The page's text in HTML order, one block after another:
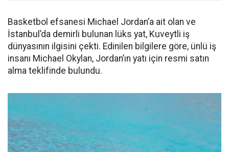
Basketbol efsanesi Michael Jordan’a ait olan ve
İstanbul’da demirli bulunan lüks yat, Kuveytli iş
dünyasının ilgisini çekti. Edinilen bilgilere göre, ünlü iş
insanı Michael Okylan, Jordan’ın yatı için resmi satın
alma teklifinde bulundu.